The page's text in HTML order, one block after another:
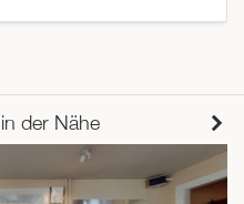
der Nähe